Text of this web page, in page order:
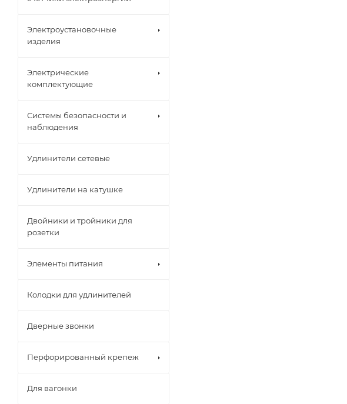
Электроустановочные
изделия
Электрические
комплектующие
Системы безопасности и
наблюдения
Удлинители сетевые
Удлинители на катушке
Двойники и тройники для
розетки
Элементы питания
Колодки для удлинителей
Дверные звонки
Перфорированный крепеж
Для вагонки